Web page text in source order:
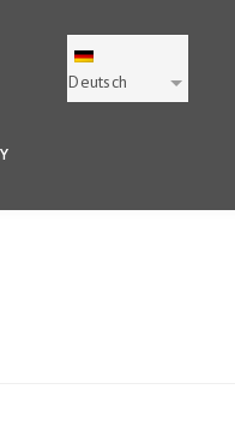
Deutsch